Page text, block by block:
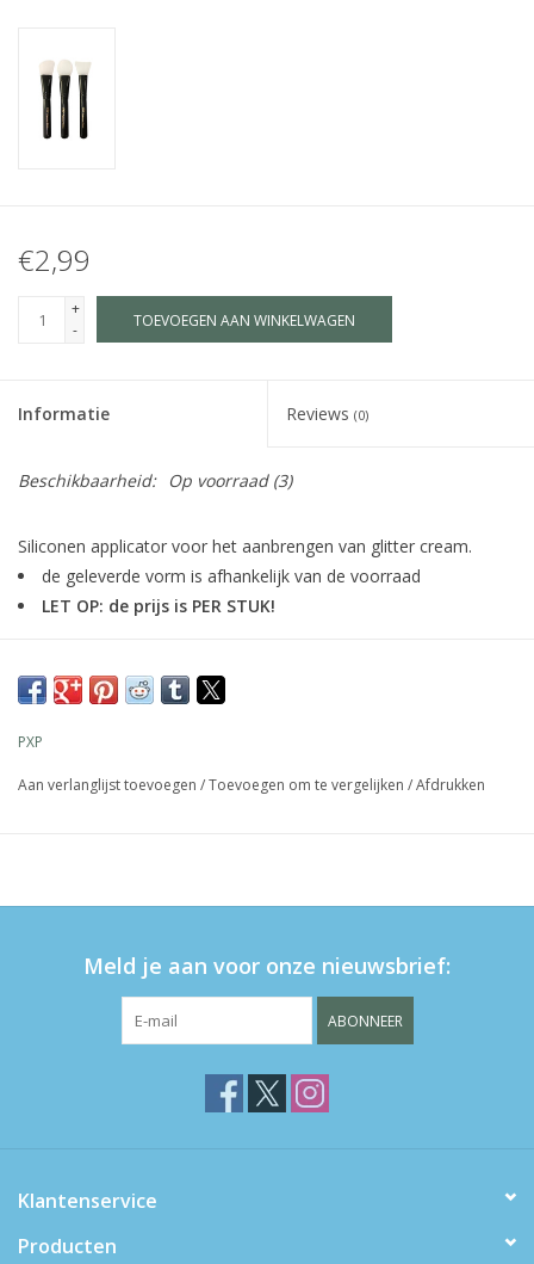
€2,99
+
-
TOEVOEGEN AAN WINKELWAGEN
Informatie Reviews (0)
Beschikbaarheid: Op voorraad(3)
Siliconen applicator voor het aanbrengen van glitter cream.
de geleverde vorm is afhankelijk van de voorraad
LET OP: de prijs is PER STUK!
PXP
Aan verlanglijst toevoegen /Toevoegen om te vergelijken /Afdrukken
Meld je aan voor onze nieuwsbrief:
ABONNEER
Klantenservice
Producten